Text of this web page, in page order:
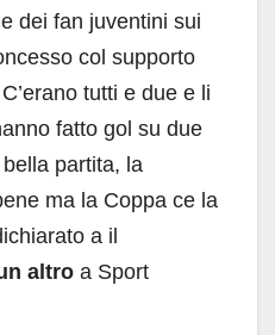
dei fan juventini sui
col supporto
tutti e due e li
fatto gol su due
partita, la
ma la Coppa ce la
a il
altro a Sport